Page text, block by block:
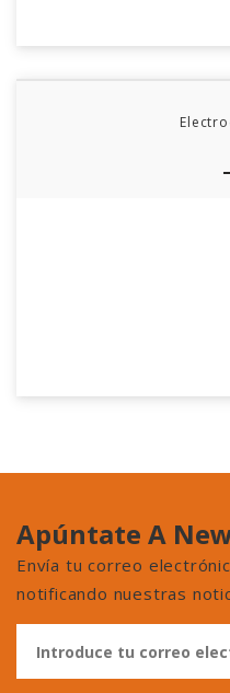
Apúntate A
Envía tu correo
notificando nuestras